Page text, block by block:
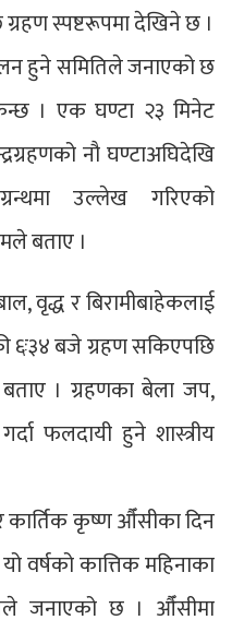
स्पष्टरूपमा देखिने छ ।
हुने समितिले जनाएको छ
। एक घण्टा २३ मिनेट
नौ घण्टाअघिदेखि
उल्लेख गरिएको
बताए ।
वृद्ध र बिरामीबाहेकलाई
६ः३४ बजे ग्रहण सकिएपछि
। ग्रहणका बेला जप,
फलदायी हुने शास्त्रीय
कृष्ण औँसीका दिन
वर्षको कात्तिक महिनाका
जनाएको छ । औँसीमा